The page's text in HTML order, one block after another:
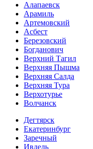
Алапаевск
Арамиль
Артемовский
Асбест
Березовский
Богданович
Верхний Тагил
Верхняя Пышма
Верхняя Салда
Верхняя Тура
Верхотурье
Волчанск
Дегтярск
Екатеринбург
Заречный
Ивдель